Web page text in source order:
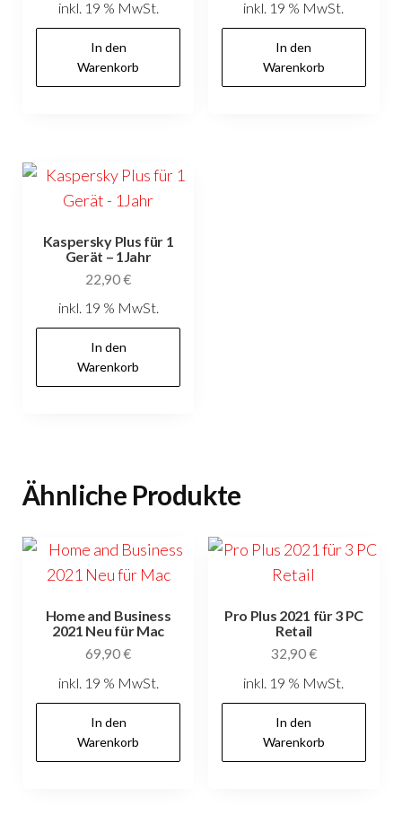
inkl. 19 % MwSt.
In den
Warenkorb
inkl. 19 % MwSt.
In den
Warenkorb
Kaspersky Plus für 1
Gerät – 1Jahr
22,90€
inkl. 19 % MwSt.
In den
Warenkorb
Ähnliche Produkte
Home and Business
2021 Neu für Mac
69,90€
inkl. 19 % MwSt.
In den
Warenkorb
Pro Plus 2021 für 3 PC
Retail
32,90€
inkl. 19 % MwSt.
In den
Warenkorb